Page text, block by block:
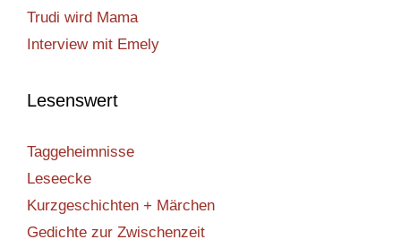
Trudi wird Mama
Interview mit Emely
Lesenswert
Taggeheimnisse
Leseecke
Kurzgeschichten + Märchen
Gedichte zur Zwischenzeit